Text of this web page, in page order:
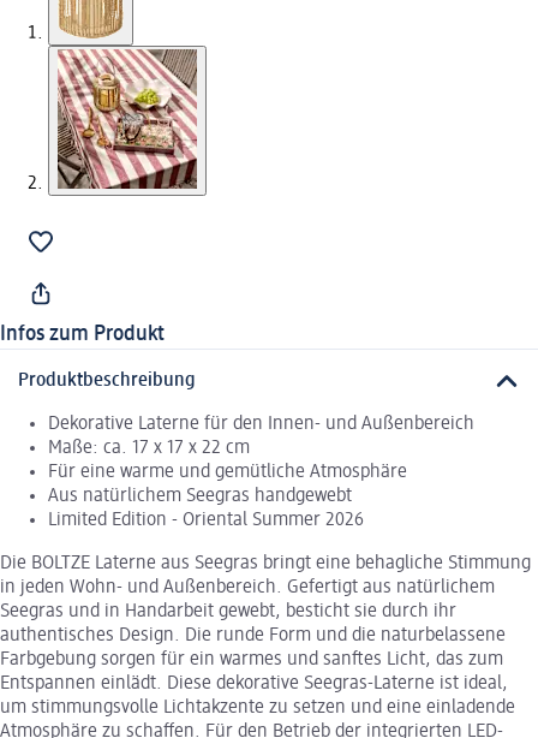
Infos zum Produkt
Produktbeschreibung
Dekorative Laterne für den Innen- und Außenbereich
Maße: ca. 17 x 17 x 22 cm
Für eine warme und gemütliche Atmosphäre
Aus natürlichem Seegras handgewebt
Limited Edition - Oriental Summer 2026
Die BOLTZE Laterne aus Seegras bringt eine behagliche Stimmung
in jeden Wohn- und Außenbereich. Gefertigt aus natürlichem
Seegras und in Handarbeit gewebt, besticht sie durch ihr
authentisches Design. Die runde Form und die naturbelassene
Farbgebung sorgen für ein warmes und sanftes Licht, das zum
Entspannen einlädt. Diese dekorative Seegras-Laterne ist ideal,
um stimmungsvolle Lichtakzente zu setzen und eine einladende
Atmosphäre zu schaffen. Für den Betrieb der integrierten LED-